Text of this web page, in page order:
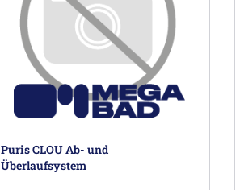
Puris CLOU Ab- und
Überlaufsystem